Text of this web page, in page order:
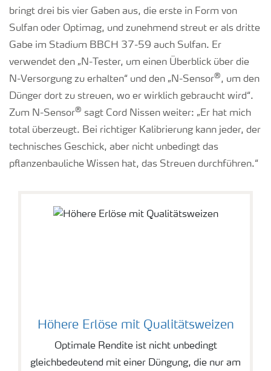
bringt drei bis vier Gaben aus, die erste in Form von
Sulfan oder Optimag, und zunehmend streut er als dritte
Gabe im Stadium BBCH 37-59 auch Sulfan. Er
verwendet den „N-Tester, um einen Überblick über die
N-Versorgung zu erhalten“ und den „N-Sensor®, um den
Dünger dort zu streuen, wo er wirklich gebraucht wird“.
Zum N-Sensor® sagt Cord Nissen weiter: „Er hat mich
total überzeugt. Bei richtiger Kalibrierung kann jeder, der
technisches Geschick, aber nicht unbedingt das
pflanzenbauliche Wissen hat, das Streuen durchführen.“
Höhere Erlöse mit Qualitätsweizen
Optimale Rendite ist nicht unbedingt
gleichbedeutend mit einer Düngung, die nur am